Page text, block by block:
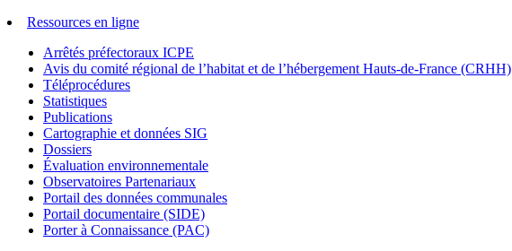
Ressources en ligne
Arrêtés préfectoraux ICPE
Avis du comité régional de l’habitat et de l’hébergement Hauts-de-France (CRHH)
Téléprocédures
Statistiques
Publications
Cartographie et données SIG
Dossiers
Évaluation environnementale
Observatoires Partenariaux
Portail des données communales
Portail documentaire (SIDE)
Porter à Connaissance (PAC)